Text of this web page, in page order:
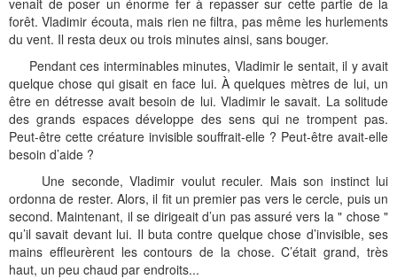
venait de poser un énorme fer à repasser sur cette partie de la
forêt. Vladimir écouta, mais rien ne filtra, pas même les hurlements
du vent. Il resta deux ou trois minutes ainsi, sans bouger.
Pendant ces interminables minutes, Vladimir le sentait, il y avait
quelque chose qui gisait en face lui. À quelques mètres de lui, un
être en détresse avait besoin de lui. Vladimir le savait. La solitude
des grands espaces développe des sens qui ne trompent pas.
Peut-être cette créature invisible souffrait-elle ? Peut-être avait-elle
besoin d’aide ?
Une seconde, Vladimir voulut reculer. Mais son instinct lui
ordonna de rester. Alors, il fit un premier pas vers le cercle, puis un
second. Maintenant, il se dirigeait d’un pas assuré vers la " chose "
qu’il savait devant lui. Il buta contre quelque chose d’invisible, ses
mains effleurèrent les contours de la chose. C’était grand, très
haut, un peu chaud par endroits...